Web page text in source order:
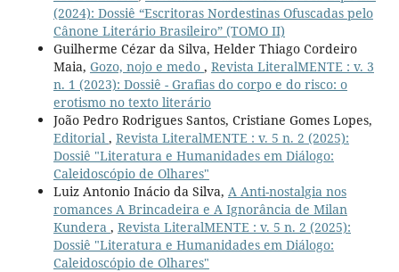
(2024): Dossiê “Escritoras Nordestinas Ofuscadas pelo
Cânone Literário Brasileiro” (TOMO II)
Guilherme Cézar da Silva, Helder Thiago Cordeiro
Maia, Gozo, nojo e medo , Revista LiteralMENTE : v. 3
n. 1 (2023): Dossiê - Grafias do corpo e do risco: o
erotismo no texto literário
João Pedro Rodrigues Santos, Cristiane Gomes Lopes,
Editorial , Revista LiteralMENTE : v. 5 n. 2 (2025):
Dossiê "Literatura e Humanidades em Diálogo:
Caleidoscópio de Olhares"
Luiz Antonio Inácio da Silva, A Anti-nostalgia nos
romances A Brincadeira e A Ignorância de Milan
Kundera , Revista LiteralMENTE : v. 5 n. 2 (2025):
Dossiê "Literatura e Humanidades em Diálogo:
Caleidoscópio de Olhares"